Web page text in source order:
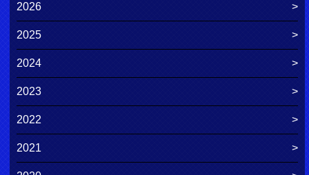
2026
2025
2024
2023
2022
2021